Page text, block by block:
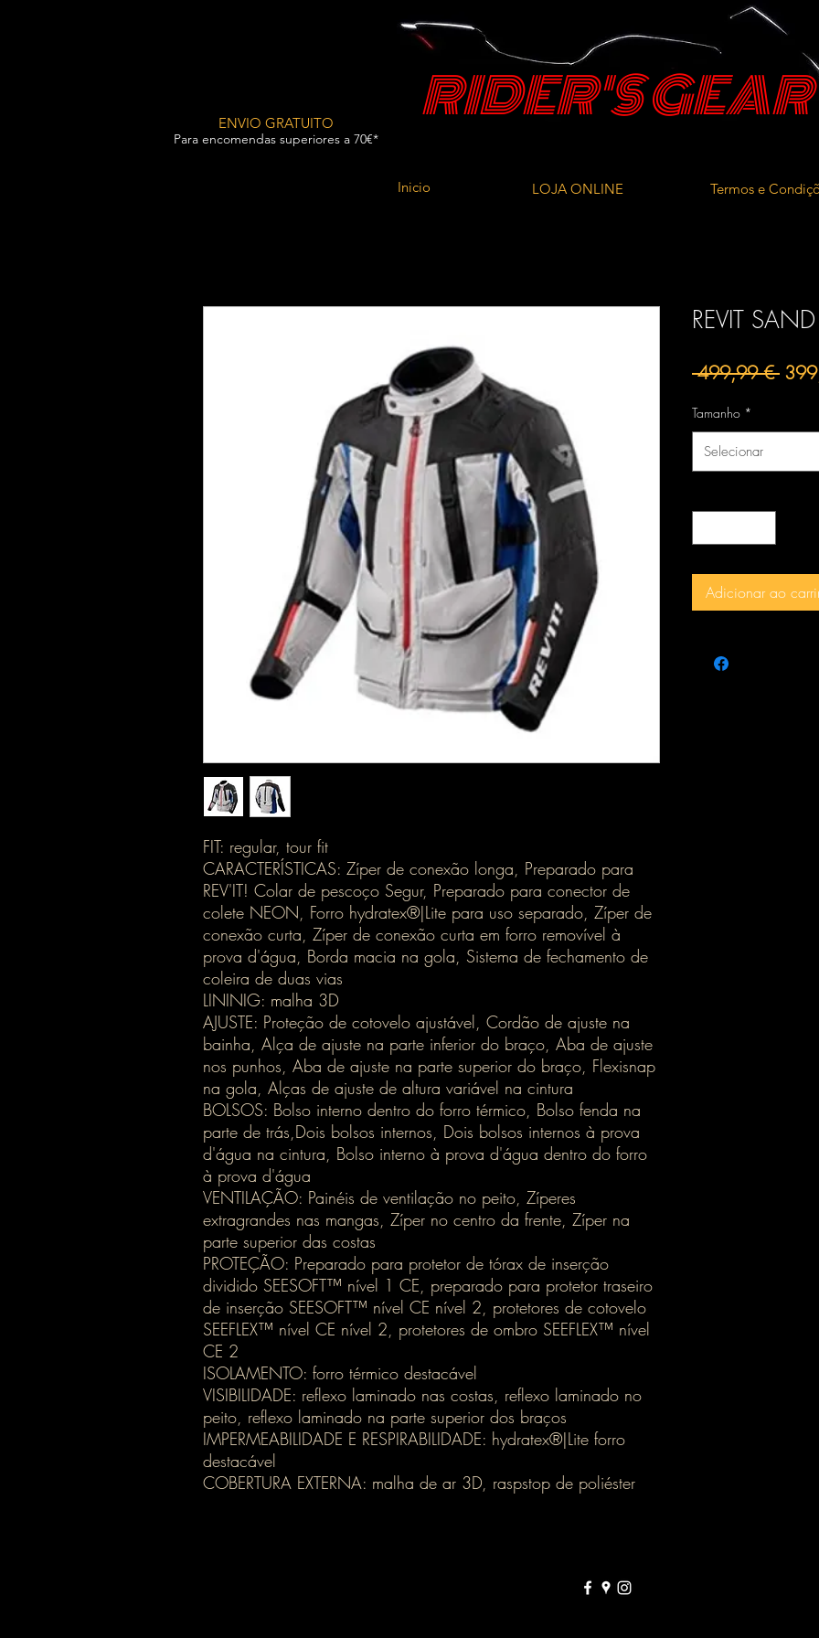
RIDER'S GEAR
ENVIO GRATUITO
Para encomendas superiores a 70€*
FIT: regular, tour fit
CARACTERÍSTICAS: Zíper de conexão longa, Preparado para
REV'IT! Colar de pescoço Segur, Preparado para conector de
colete NEON, Forro hydratex®|Lite para uso separado, Zíper de
conexão curta, Zíper de conexão curta em forro removível à
prova d'água, Borda macia na gola, Sistema de fechamento de
coleira de duas vias
LININIG: malha 3D
AJUSTE: Proteção de cotovelo ajustável, Cordão de ajuste na
bainha, Alça de ajuste na parte inferior do braço, Aba de ajuste
nos punhos, Aba de ajuste na parte superior do braço, Flexisnap
na gola, Alças de ajuste de altura variável na cintura
BOLSOS: Bolso interno dentro do forro térmico, Bolso fenda na
parte de trás,Dois bolsos internos, Dois bolsos internos à prova
d'água na cintura, Bolso interno à prova d'água dentro do forro
à prova d'água
VENTILAÇÃO: Painéis de ventilação no peito, Zíperes
extragrandes nas mangas, Zíper no centro da frente, Zíper na
parte superior das costas
PROTEÇÃO: Preparado para protetor de tórax de inserção
dividido SEESOFT™ nível 1 CE, preparado para protetor traseiro
de inserção SEESOFT™ nível CE nível 2, protetores de cotovelo
SEEFLEX™ nível CE nível 2, protetores de ombro SEEFLEX™ nível
CE 2
ISOLAMENTO: forro térmico destacável
VISIBILIDADE: reflexo laminado nas costas, reflexo laminado no
peito, reflexo laminado na parte superior dos braços
IMPERMEABILIDADE E RESPIRABILIDADE: hydratex®|Lite forro
destacável
COBERTURA EXTERNA: malha de ar 3D, raspstop de poliéster
REVIT
499,99 €
Tamanho *
Selecionar
Adicionar ao
Inicio LOJA ONLINE Termos e